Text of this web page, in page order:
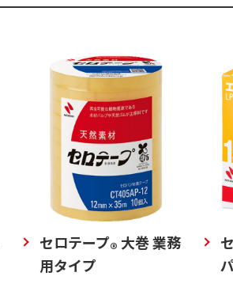
セロテープ® 大巻 業務
用タイプ